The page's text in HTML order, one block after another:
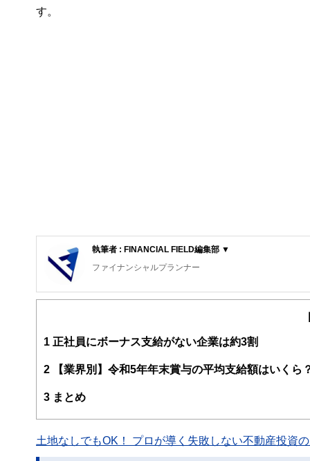
す。
執筆者 : FINANCIAL FIELD編集部 ▼
ファイナンシャルプランナー
FinancialField編集部は、金融、経済に関する記事を、日
案から記事掲載まですべての工程に関わることで、読者
FinancialFieldの特徴は、ファイナンシャルプランナー、
ー、公認会計士、社会保険労務士、行政書士、投資アナ
私たちは、快適でより良い生活のアイデアを提供するお
1 正社員にボーナス支給がない企業は約3割
2 【業界別】令和5年年末賞与の平均支給額はいくら
3 まとめ
土地なしでもOK！ プロが導く失敗しない不動産投資